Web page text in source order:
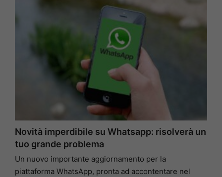
Novità imperdibile su Whatsapp: risolverà un
tuo grande problema
Un nuovo importante aggiornamento per la
piattaforma WhatsApp, pronta ad accontentare nel